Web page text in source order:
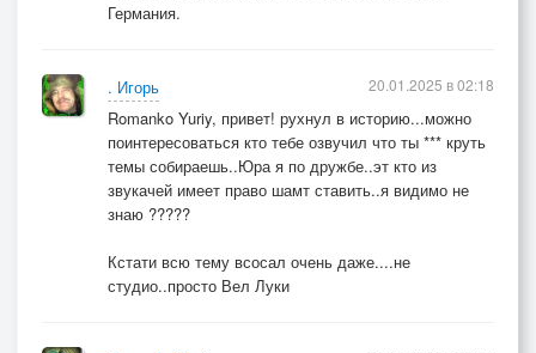
Германия.
. Игорь
Romanko Yuriy, привет! рухнул в историю...можно
поинтересоваться кто тебе озвучил что ты *** круть
темы собираешь..Юра я по дружбе..эт кто из
звукачей имеет право шамт ставить..я видимо не
знаю ?????
Кстати всю тему всосал очень даже....не
студио..просто Вел Луки
20.01.2025 в 02:18